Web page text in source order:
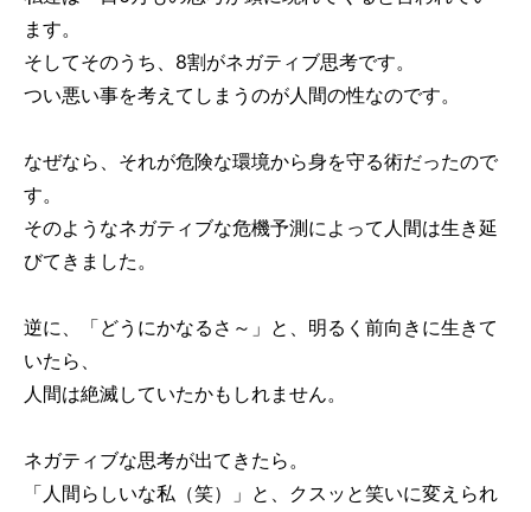
ます。
そしてそのうち、8割がネガティブ思考です。
つい悪い事を考えてしまうのが人間の性なのです。
なぜなら、それが危険な環境から身を守る術だったので
す。
そのようなネガティブな危機予測によって人間は生き延
びてきました。
逆に、「どうにかなるさ～」と、明るく前向きに生きて
いたら、
人間は絶滅していたかもしれません。
ネガティブな思考が出てきたら。
「人間らしいな私（笑）」と、クスッと笑いに変えられ